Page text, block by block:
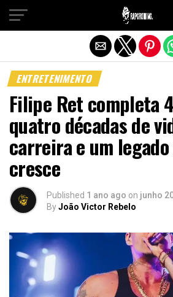
ENTRETENIMENTO
Filipe Ret completa
quatro décadas de
carreira e um legado
cresce
Published 1 ano ago on junho
ByJoão Victor Rebelo
Sair da versão